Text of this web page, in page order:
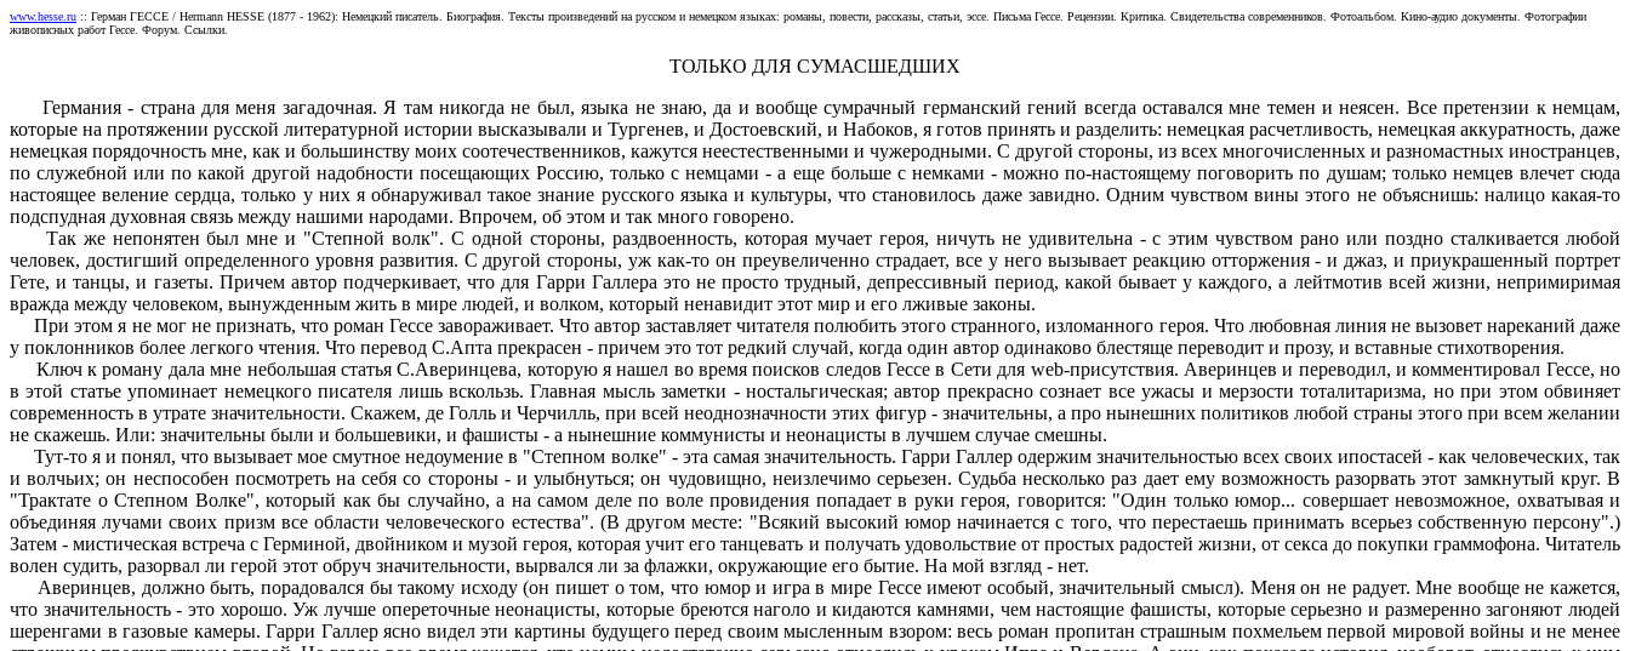
www.hesse.ru :: Герман ГЕССЕ / Hermann HESSE (1877 - 1962): Немецкий писатель. Биография. Тексты произведений на русском и немецком языках: романы, повести, рассказы, статьи, эссе. Письма Гессе. Рецензии. Критика. Свидетельства современников. Фотоальбом. Кино-аудио документы. Фотографии
живописных работ Гессе. Форум. Ссылки.
ТОЛЬКО ДЛЯ СУМАСШЕДШИХ
Германия - страна для меня загадочная. Я там никогда не был, языка не знаю, да и вообще сумрачный германский гений всегда оставался мне темен и неясен. Все претензии к немцам,
которые на протяжении русской литературной истории высказывали и Тургенев, и Достоевский, и Набоков, я готов принять и разделить: немецкая расчетливость, немецкая аккуратность, даже
немецкая порядочность мне, как и большинству моих соотечественников, кажутся неестественными и чужеродными. С другой стороны, из всех многочисленных и разномастных иностранцев,
по служебной или по какой другой надобности посещающих Россию, только с немцами - а еще больше с немками - можно по-настоящему поговорить по душам; только немцев влечет сюда
настоящее веление сердца, только у них я обнаруживал такое знание русского языка и культуры, что становилось даже завидно. Одним чувством вины этого не объяснишь: налицо какая-то
подспудная духовная связь между нашими народами. Впрочем, об этом и так много говорено.
Так же непонятен был мне и "Степной волк". С одной стороны, раздвоенность, которая мучает героя, ничуть не удивительна - с этим чувством рано или поздно сталкивается любой
человек, достигший определенного уровня развития. С другой стороны, уж как-то он преувеличенно страдает, все у него вызывает реакцию отторжения - и джаз, и приукрашенный портрет
Гете, и танцы, и газеты. Причем автор подчеркивает, что для Гарри Галлера это не просто трудный, депрессивный период, какой бывает у каждого, а лейтмотив всей жизни, непримиримая
вражда между человеком, вынужденным жить в мире людей, и волком, который ненавидит этот мир и его лживые законы.
При этом я не мог не признать, что роман Гессе завораживает. Что автор заставляет читателя полюбить этого странного, изломанного героя. Что любовная линия не вызовет нареканий даже
у поклонников более легкого чтения. Что перевод С.Апта прекрасен - причем это тот редкий случай, когда один автор одинаково блестяще переводит и прозу, и вставные стихотворения.
Ключ к роману дала мне небольшая статья С.Аверинцева, которую я нашел во время поисков следов Гессе в Сети для web-присутствия. Аверинцев и переводил, и комментировал Гессе, но
в этой статье упоминает немецкого писателя лишь вскользь. Главная мысль заметки - ностальгическая; автор прекрасно сознает все ужасы и мерзости тоталитаризма, но при этом обвиняет
современность в утрате значительности. Скажем, де Голль и Черчилль, при всей неоднозначности этих фигур - значительны, а про нынешних политиков любой страны этого при всем желании
не скажешь. Или: значительны были и большевики, и фашисты - а нынешние коммунисты и неонацисты в лучшем случае смешны.
Тут-то я и понял, что вызывает мое смутное недоумение в "Степном волке" - эта самая значительность. Гарри Галлер одержим значительностью всех своих ипостасей - как человеческих, так
и волчьих; он неспособен посмотреть на себя со стороны - и улыбнуться; он чудовищно, неизлечимо серьезен. Судьба несколько раз дает ему возможность разорвать этот замкнутый круг. В
"Трактате о Степном Волке", который как бы случайно, а на самом деле по воле провидения попадает в руки героя, говорится: "Один только юмор... совершает невозможное, охватывая и
объединяя лучами своих призм все области человеческого естества". (В другом месте: "Всякий высокий юмор начинается с того, что перестаешь принимать всерьез собственную персону".)
Затем - мистическая встреча с Герминой, двойником и музой героя, которая учит его танцевать и получать удовольствие от простых радостей жизни, от секса до покупки граммофона. Читатель
волен судить, разорвал ли герой этот обруч значительности, вырвался ли за флажки, окружающие его бытие. На мой взгляд - нет.
Аверинцев, должно быть, порадовался бы такому исходу (он пишет о том, что юмор и игра в мире Гессе имеют особый, значительный смысл). Меня он не радует. Мне вообще не кажется,
что значительность - это хорошо. Уж лучше опереточные неонацисты, которые бреются наголо и кидаются камнями, чем настоящие фашисты, которые серьезно и размеренно загоняют людей
шеренгами в газовые камеры. Гарри Галлер ясно видел эти картины будущего перед своим мысленным взором: весь роман пропитан страшным похмельем первой мировой войны и не менее